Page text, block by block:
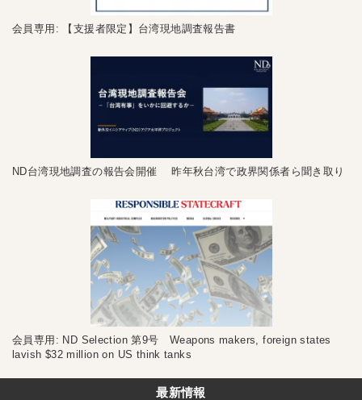
会員専用: 【支援者限定】台湾現地調査報告書
ND台湾現地調査の報告会開催 昨年秋台湾で政界関係者ら聞き取り
会員専用: ND Selection 第9号 Weapons makers, foreign states
lavish $32 million on US think tanks
最新情報